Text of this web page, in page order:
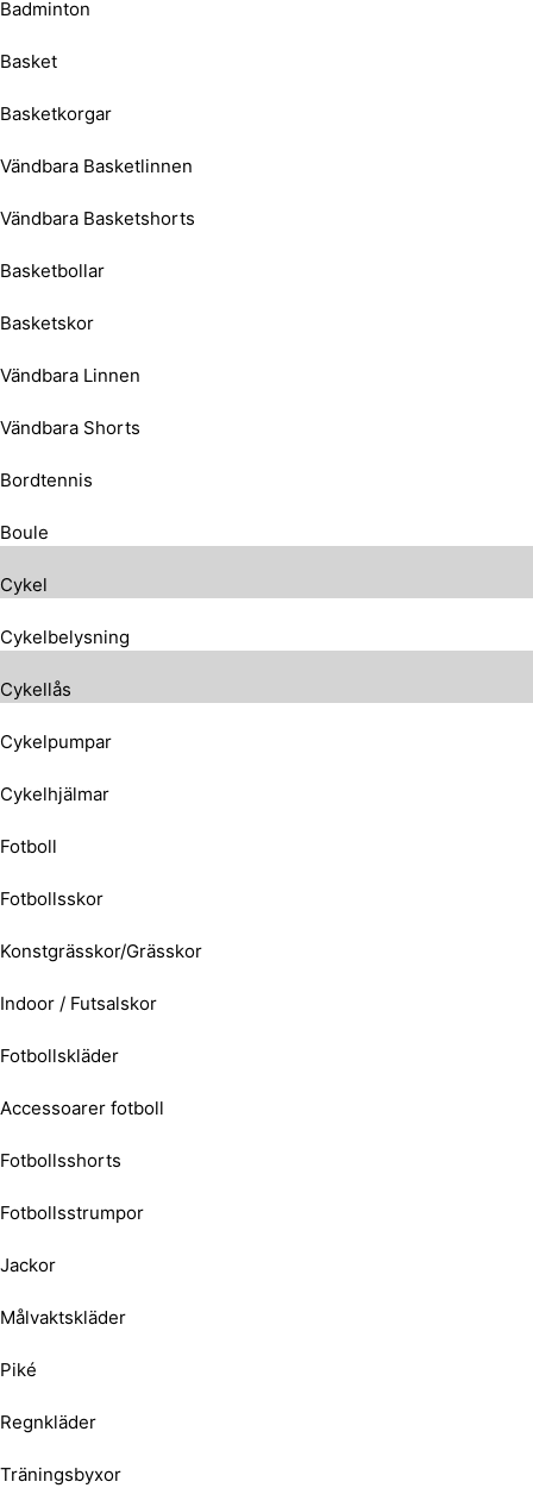
Badminton
Basket
Basketkorgar
Vändbara Basketlinnen
Vändbara Basketshorts
Basketbollar
Basketskor
Vändbara Linnen
Vändbara Shorts
Bordtennis
Boule
Cykel
Cykelbelysning
Cykellås
Cykelpumpar
Cykelhjälmar
Fotboll
Fotbollsskor
Konstgrässkor/Grässkor
Indoor / Futsalskor
Fotbollskläder
Accessoarer fotboll
Fotbollsshorts
Fotbollsstrumpor
Jackor
Målvaktskläder
Piké
Regnkläder
Träningsbyxor